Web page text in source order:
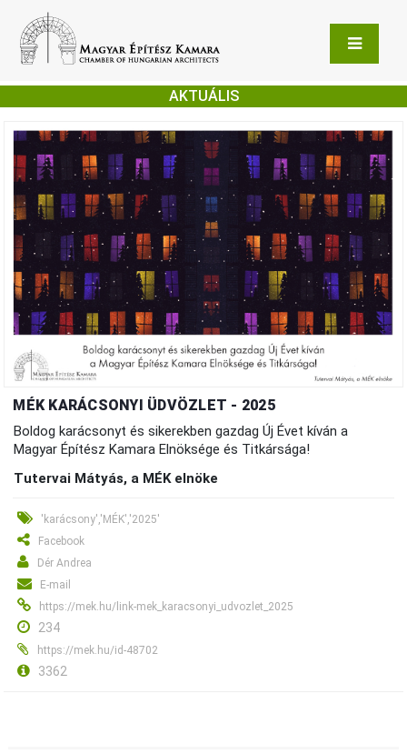
AKTUÁLIS
MÉK KARÁCSONYI ÜDVÖZLET - 2025
Boldog karácsonyt és sikerekben gazdag Új Évet kíván a
Magyar Építész Kamara Elnöksége és Titkársága!
Tutervai Mátyás, a MÉK elnöke
'karácsony','MÉK','2025'
Facebook
Dér Andrea
E-mail
https://mek.hu/link-mek_karacsonyi_udvozlet_2025
234
https://mek.hu/id-48702
3362